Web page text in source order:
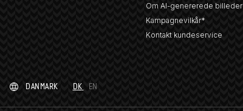
Om AI-genererede billeder
Kampagnevilkår*
Kontakt kundeservice
DANMARK DK EN